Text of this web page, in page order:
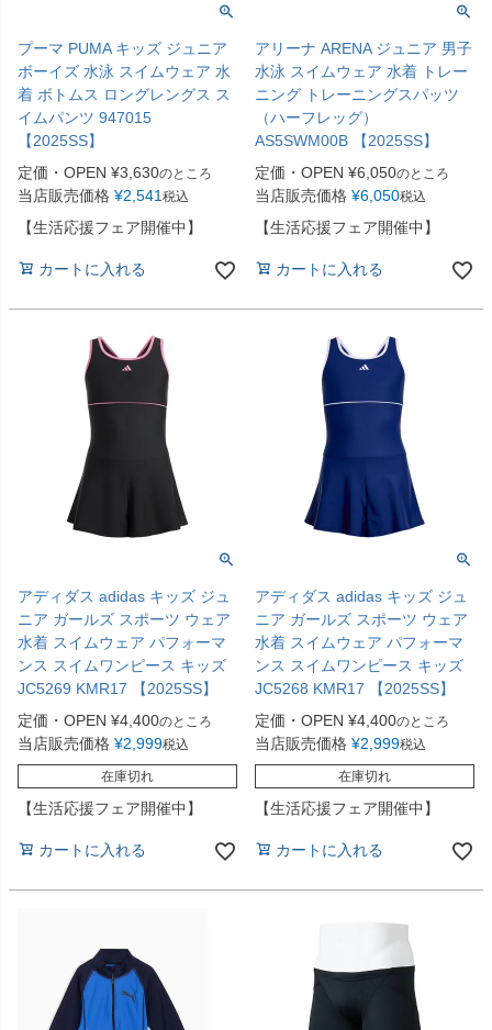
プーマ PUMA キッズ ジュニア
ボーイズ 水泳 スイムウェア 水
着 ボトムス ロングレングス ス
イムパンツ 947015
【2025SS】
定価・OPEN ¥3,630のところ
当店販売価格 ¥2,541 税込
【生活応援フェア開催中】
カートに入れる
アリーナ ARENA ジュニア 男子
水泳 スイムウェア 水着 トレー
ニング トレーニングスパッツ
（ハーフレッグ）
AS5SWM00B 【2025SS】
定価・OPEN ¥6,050のところ
当店販売価格 ¥6,050税込
【生活応援フェア開催中】
カートに入れる
アディダス adidas キッズ ジュ
ニア ガールズ スポーツ ウェア
水着 スイムウェア パフォーマ
ンス スイムワンピース キッズ
JC5269 KMR17 【2025SS】
定価・OPEN ¥4,400のところ
当店販売価格 ¥2,999税込
在庫切れ
【生活応援フェア開催中】
カートに入れる
アディダス adidas キッズ ジュ
ニア ガールズ スポーツ ウェア
水着 スイムウェア パフォーマ
ンス スイムワンピース キッズ
JC5268 KMR17 【2025SS】
定価・OPEN ¥4,400のところ
当店販売価格 ¥2,999税込
在庫切れ
【生活応援フェア開催中】
カートに入れる